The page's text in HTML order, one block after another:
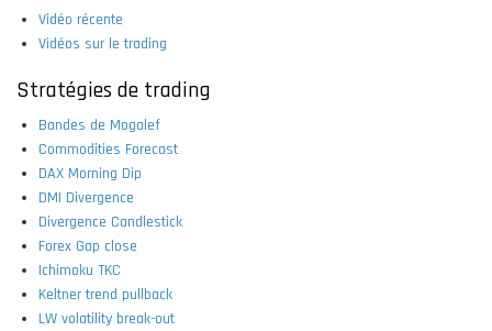
Vidéo récente
Vidéos sur le trading
Stratégies de trading
Bandes de Mogalef
Commodities Forecast
DAX Morning Dip
DMI Divergence
Divergence Candlestick
Forex Gap close
Ichimoku TKC
Keltner trend pullback
LW volatility break-out